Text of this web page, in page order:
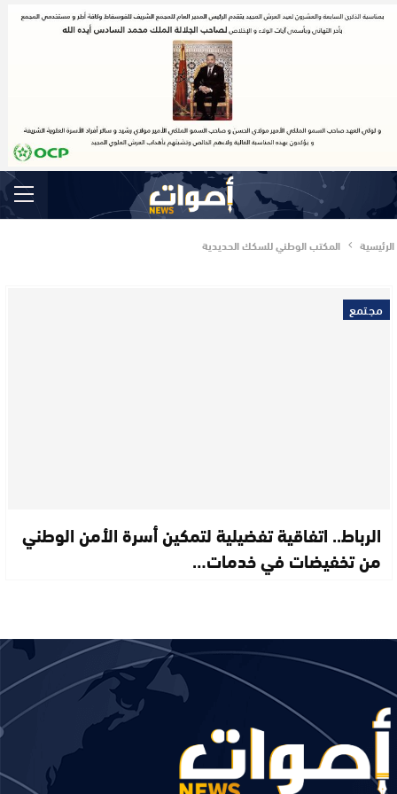
الرئيسية المكتب الوطني للسكك الحديدية
مجتمع
الرباط.. اتفاقية تفضيلية لتمكين أسرة الأمن الوطني
من تخفيضات في خدمات…